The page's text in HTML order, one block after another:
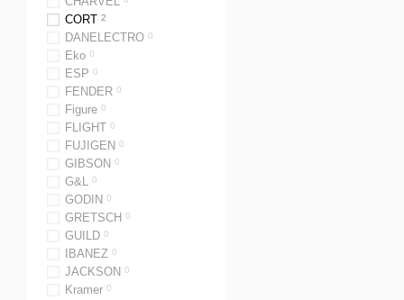
CORT 2
DANELECTRO 0
Eko 0
ESP 0
FENDER 0
Figure 0
FLIGHT 0
FUJIGEN 0
GIBSON 0
G&L 0
GODIN 0
GRETSCH 0
GUILD 0
IBANEZ 0
JACKSON 0
Kramer 0